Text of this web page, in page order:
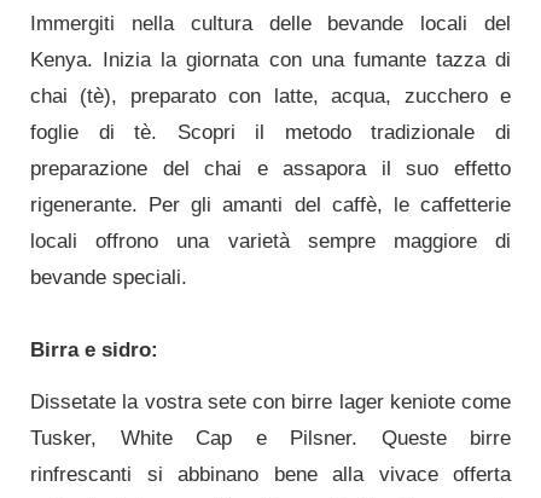
Immergiti nella cultura delle bevande locali del
Kenya. Inizia la giornata con una fumante tazza di
chai (tè), preparato con latte, acqua, zucchero e
foglie di tè. Scopri il metodo tradizionale di
preparazione del chai e assapora il suo effetto
rigenerante. Per gli amanti del caffè, le caffetterie
locali offrono una varietà sempre maggiore di
bevande speciali.
Birra e sidro:
Dissetate la vostra sete con birre lager keniote come
Tusker, White Cap e Pilsner. Queste birre
rinfrescanti si abbinano bene alla vivace offerta